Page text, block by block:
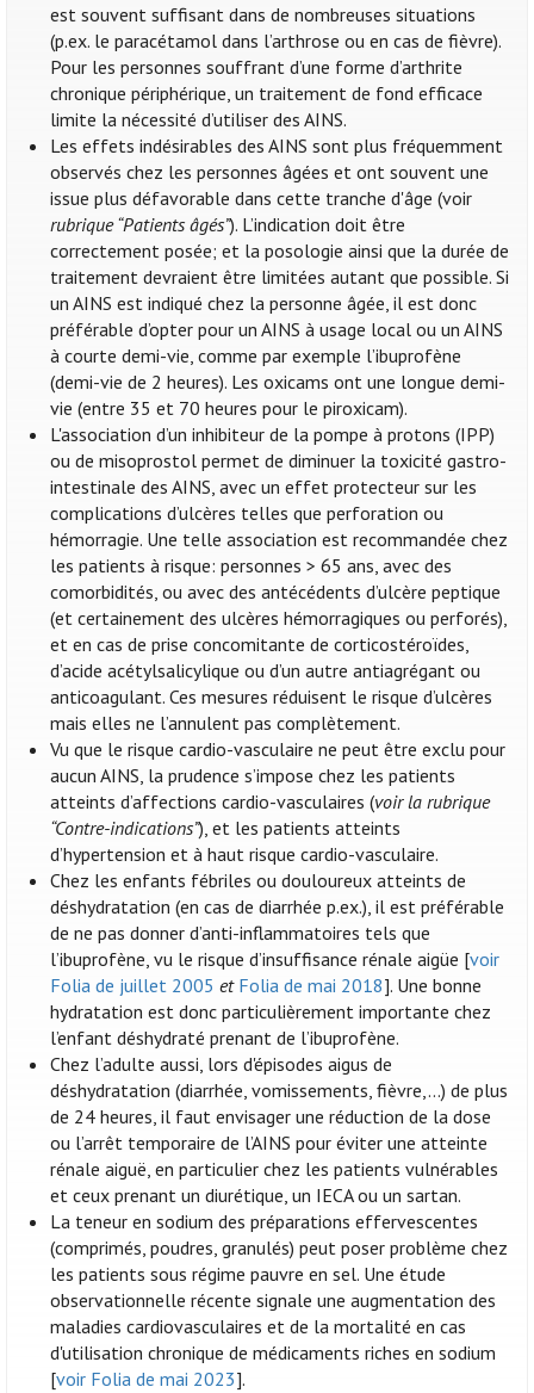
est souvent suffisant dans de nombreuses situations
(p.ex. le paracétamol dans l’arthrose ou en cas de fièvre).
Pour les personnes souffrant d’une forme d’arthrite
chronique périphérique, un traitement de fond efficace
limite la nécessité d’utiliser des AINS.
Les effets indésirables des AINS sont plus fréquemment
observés chez les personnes âgées et ont souvent une
issue plus défavorable dans cette tranche d'âge (voir
rubrique “Patients âgés”). L’indication doit être
correctement posée; et la posologie ainsi que la durée de
traitement devraient être limitées autant que possible. Si
un AINS est indiqué chez la personne âgée, il est donc
préférable d’opter pour un AINS à usage local ou un AINS
à courte demi-vie, comme par exemple l’ibuprofène
(demi-vie de 2 heures). Les oxicams ont une longue demi-
vie (entre 35 et 70 heures pour le piroxicam).
L'association d’un inhibiteur de la pompe à protons (IPP)
ou de misoprostol permet de diminuer la toxicité gastro-
intestinale des AINS, avec un effet protecteur sur les
complications d’ulcères telles que perforation ou
hémorragie. Une telle association est recommandée chez
les patients à risque: personnes > 65 ans, avec des
comorbidités, ou avec des antécédents d’ulcère peptique
(et certainement des ulcères hémorragiques ou perforés),
et en cas de prise concomitante de corticostéroïdes,
d’acide acétylsalicylique ou d’un autre antiagrégant ou
anticoagulant. Ces mesures réduisent le risque d’ulcères
mais elles ne l’annulent pas complètement.
Vu que le risque cardio-vasculaire ne peut être exclu pour
aucun AINS, la prudence s’impose chez les patients
atteints d’affections cardio-vasculaires (voir la rubrique
“Contre-indications”), et les patients atteints
d’hypertension et à haut risque cardio-vasculaire.
Chez les enfants fébriles ou douloureux atteints de
déshydratation (en cas de diarrhée p.ex.), il est préférable
de ne pas donner d’anti-inflammatoires tels que
l’ibuprofène, vu le risque d’insuffisance rénale aigüe [voir
Folia de juillet 2005 et Folia de mai 2018]. Une bonne
hydratation est donc particulièrement importante chez
l’enfant déshydraté prenant de l’ibuprofène.
Chez l’adulte aussi, lors d'épisodes aigus de
déshydratation (diarrhée, vomissements, fièvre,...) de plus
de 24 heures, il faut envisager une réduction de la dose
ou l’arrêt temporaire de l’AINS pour éviter une atteinte
rénale aiguë, en particulier chez les patients vulnérables
et ceux prenant un diurétique, un IECA ou un sartan.
La teneur en sodium des préparations effervescentes
(comprimés, poudres, granulés) peut poser problème chez
les patients sous régime pauvre en sel. Une étude
observationnelle récente signale une augmentation des
maladies cardiovasculaires et de la mortalité en cas
d'utilisation chronique de médicaments riches en sodium
[voir Folia de mai 2023].